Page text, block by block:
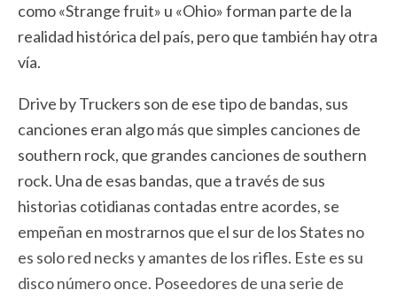
como «Strange fruit» u «Ohio» forman parte de la
realidad histórica del país, pero que también hay otra
vía.
Drive by Truckers son de ese tipo de bandas, sus
canciones eran algo más que simples canciones de
southern rock, que grandes canciones de southern
rock. Una de esas bandas, que a través de sus
historias cotidianas contadas entre acordes, se
empeñan en mostrarnos que el sur de los States no
es solo red necks y amantes de los rifles. Este es su
disco número once. Poseedores de una serie de